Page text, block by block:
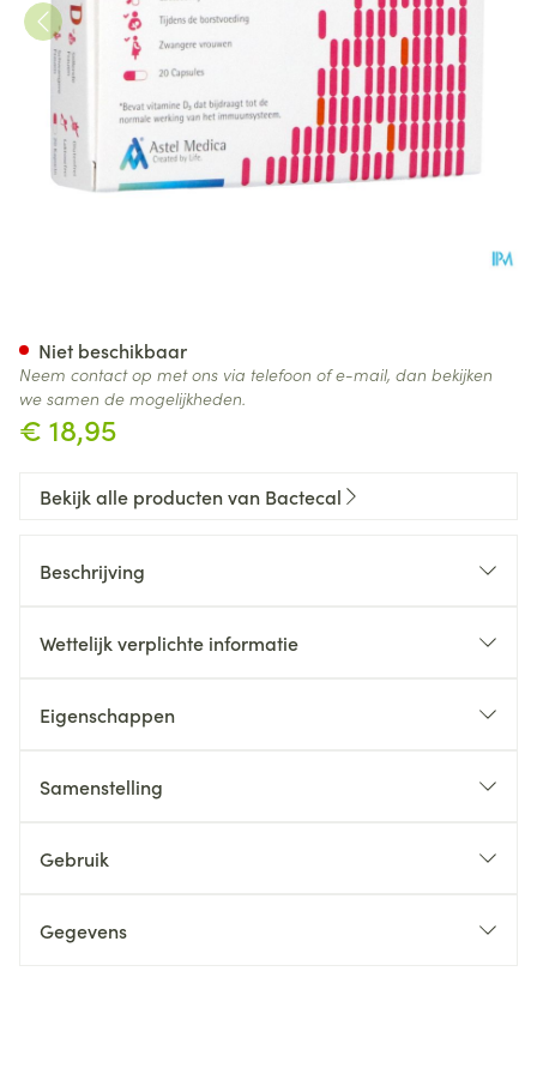
€ 18,95
Niet beschikbaar
Neem contact op met ons via telefoon of e-mail, dan bekijken
we samen de mogelijkheden.
Bekijk alle producten van Bactecal
Beschrijving
Wettelijk verplichte informatie
Eigenschappen
Samenstelling
Gebruik
Gegevens